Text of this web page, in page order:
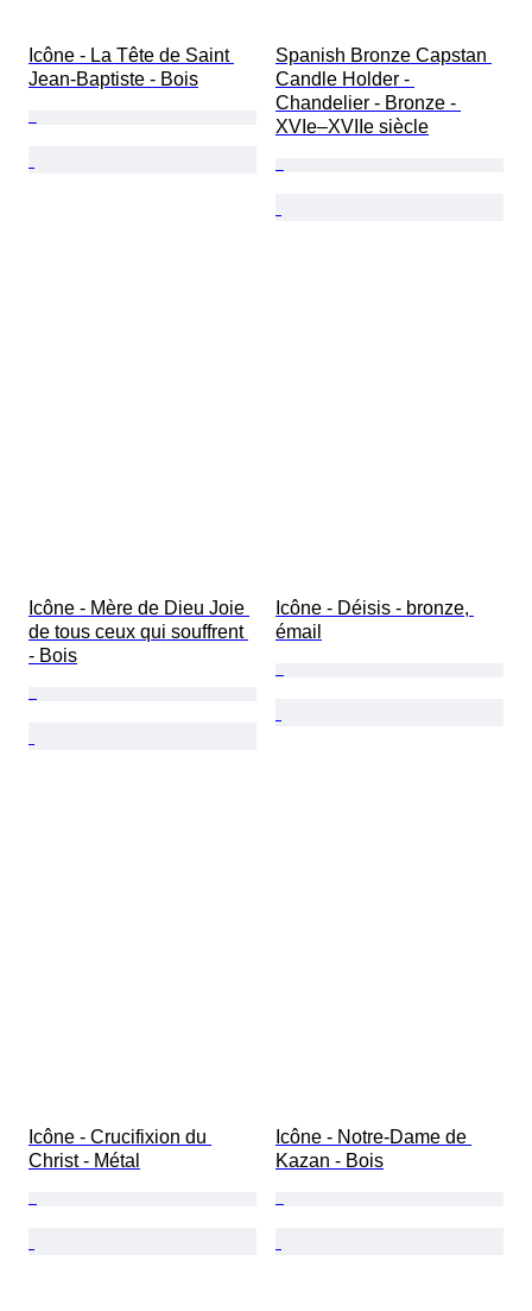
Icône - La Tête de Saint
Jean-Baptiste - Bois
Spanish Bronze Capstan
Candle Holder -
Chandelier - Bronze -
XVIe–XVIIe siècle
Icône - Mère de Dieu Joie
de tous ceux qui souffrent
- Bois
Icône - Déisis - bronze,
émail
Icône - Crucifixion du
Christ - Métal
Icône - Notre-Dame de
Kazan - Bois